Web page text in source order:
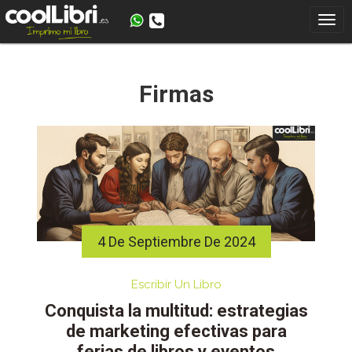
Firmas
4 De Septiembre De 2024
Escribir Un Libro
Conquista la multitud: estrategias
de marketing efectivas para